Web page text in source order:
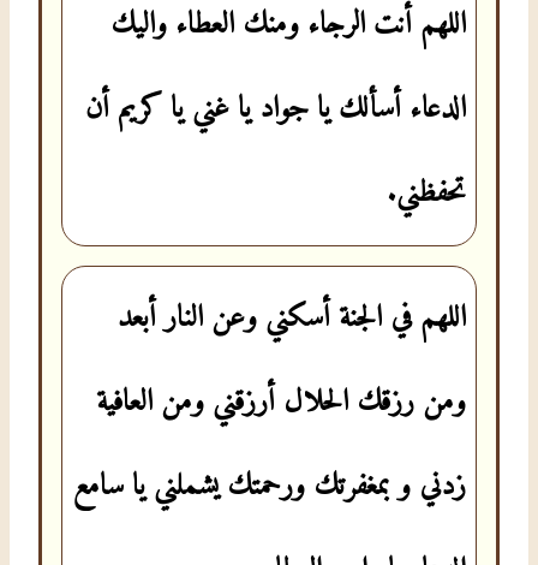
اللهم أنت الرجاء ومنك العطاء واليك
الدعاء أسألك يا جواد يا غني يا كريم أن
تحفظني.
اللهم في الجنة أسكني وعن النار أبعد
ومن رزقك الحلال أرزقني ومن العافية
زدني و بمغفرتك ورحمتك يشملني يا سامع